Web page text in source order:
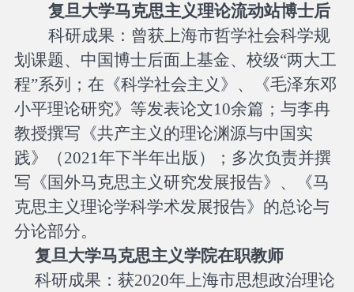
复旦大学马克思主义理论流动站博士后
科研成果：曾获上海市哲学社会科学规
划课题、中国博士后面上基金、校级“两大工
程”系列；在《科学社会主义》、《毛泽东邓
小平理论研究》等发表论文10余篇；与李冉
教授撰写《共产主义的理论渊源与中国实
践》（2021年下半年出版）；多次负责并撰
写《国外马克思主义研究发展报告》、《马
克思主义理论学科学术发展报告》的总论与
分论部分。
复旦大学马克思主义学院在职教师
科研成果：获2020年上海市思想政治理论